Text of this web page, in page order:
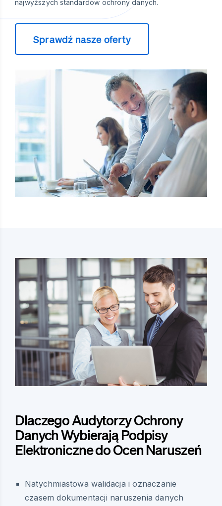
najwyższych standardów ochrony danych.
Sprawdź nasze oferty
Dlaczego Audytorzy Ochrony
Danych Wybierają Podpisy
Elektroniczne do Ocen Naruszeń
Natychmiastowa walidacja i oznaczanie
czasem dokumentacji naruszenia danych